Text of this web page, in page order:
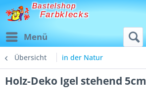
Bastelshop
Farbklecks
Menü
Übersicht in der Natur
Holz-Deko Igel stehend 5cm